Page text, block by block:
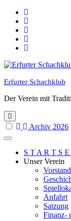
Skip
content
Erfurter Schachklub
Der Verein mit
Archiv 2026
S T A R T S
Unser Verein
Vorstand
Anfahrt
Satzung
Finanz-